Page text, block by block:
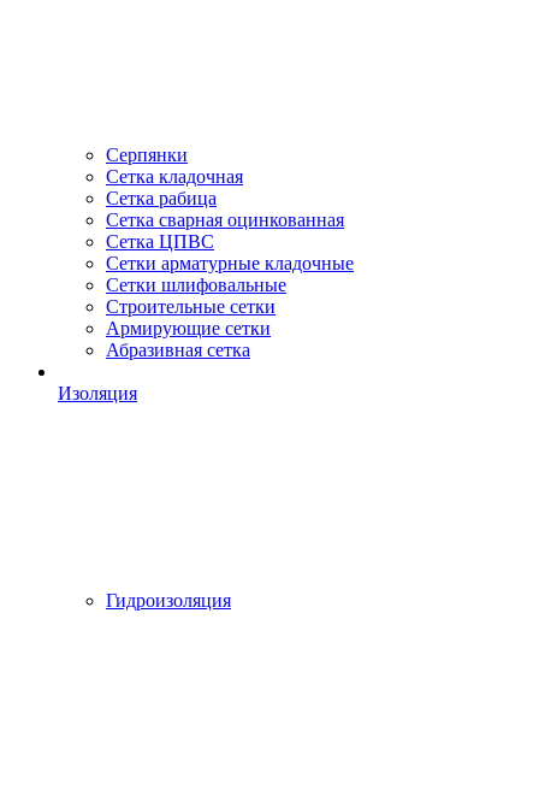
Серпянки
Сетка кладочная
Сетка рабица
Сетка сварная оцинкованная
Сетка ЦПВС
Сетки арматурные кладочные
Сетки шлифовальные
Строительные сетки
Армирующие сетки
Абразивная сетка
Изоляция
Гидроизоляция